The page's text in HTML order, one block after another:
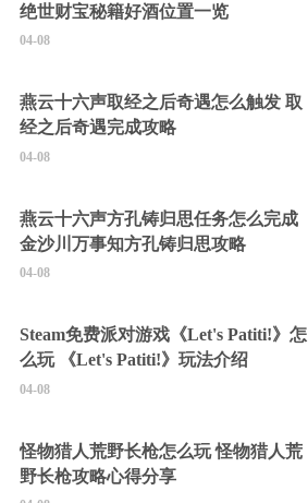
绝世财宝秘籍好酒位置一览
04-08
燕云十六声取经之后奇遇怎么触发 取
经之后奇遇完成攻略
04-08
燕云十六声方孔铸归思任务怎么完成
金沙川万事知方孔铸归思攻略
04-08
Steam免费派对游戏《Let's Patiti!》怎
么玩 《Let's Patiti!》玩法介绍
04-08
怪物猎人荒野长枪怎么玩 怪物猎人荒
野长枪攻略心得分享